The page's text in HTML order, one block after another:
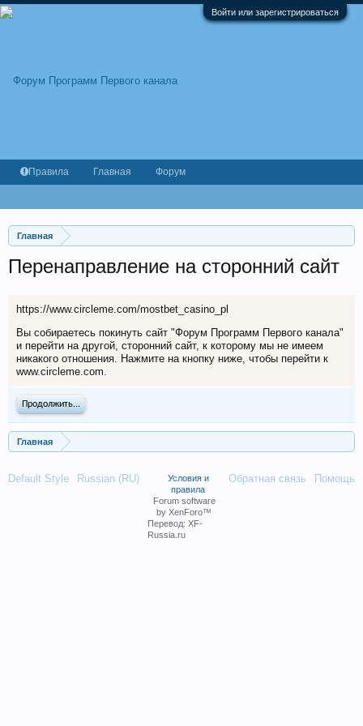
Войти или зарегистрироваться
Главная
Перенаправление на сторонний сайт
https://www.circleme.com/mostbet_casino_pl
Вы собираетесь покинуть сайт "Форум Программ Первого канала"
и перейти на другой, сторонний сайт, к которому мы не имеем
никакого отношения. Нажмите на кнопку ниже, чтобы перейти к
www.circleme.com.
Продолжить...
Главная
Правила Главная Форум
Default Style Russian (RU) Обратная связь Помощь
Условия и
правила
Forum software
by XenForo™
Перевод: XF-
Russia.ru